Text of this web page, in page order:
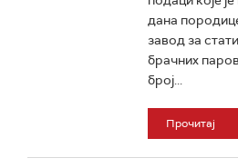
дана
завод за
брачних
број...
Прочитај